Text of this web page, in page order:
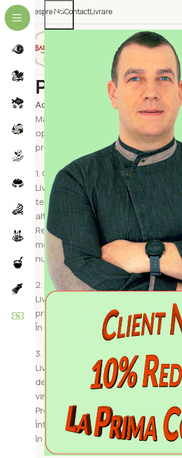
Despre NoiContactLivrare
Categorii Produse
Politica de
Acasa
Politica de Livrare
Magazinul nostru online își
optime pentru a păstra
procesului, pentru a vă oferi o
1. Condiții de livrare
Livrarea în lanț de frig: Toate
temperaturii optime de livrare.
altor soluții similare.
Responsabilitatea pentru lanțul
momentul livrării. După recepția
nu își asumă responsabilitatea
2. Modalități de livrare:
Livrarea se realizează fie prin
prin flota noastră proprie, în funcție
În momentul plasării comenzii,
3. Termenul de livrare
Livrarea se face la o dată stabilită
de livrare si ora aproximativa de
vineri).
Program de livrare: Livrările se
Întârzieri posibile: În cazul livrărilor
în avans dacă apar astfel de situații.